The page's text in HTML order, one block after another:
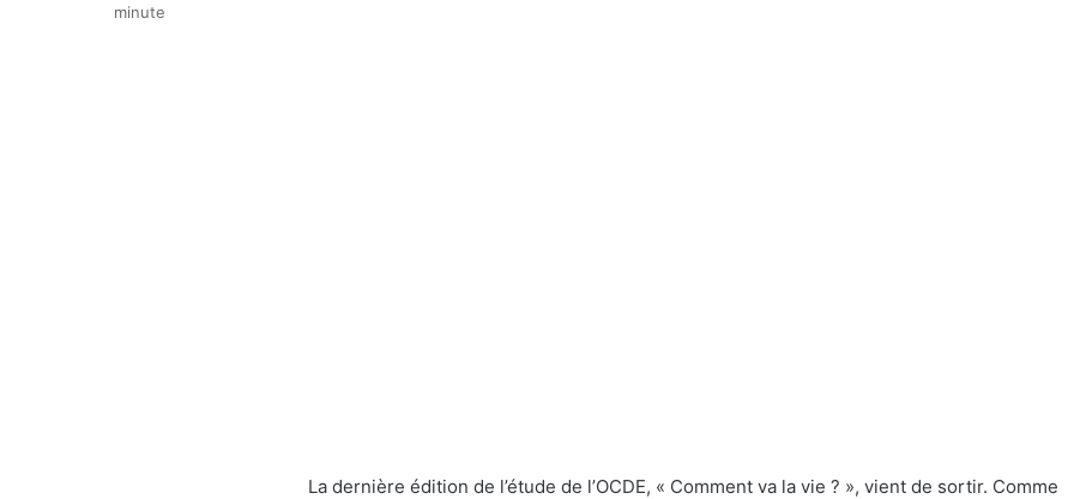
La dernière édition de l’étude de l’OCDE, « Comment va la vie ? », vient de sortir. Comme
minute